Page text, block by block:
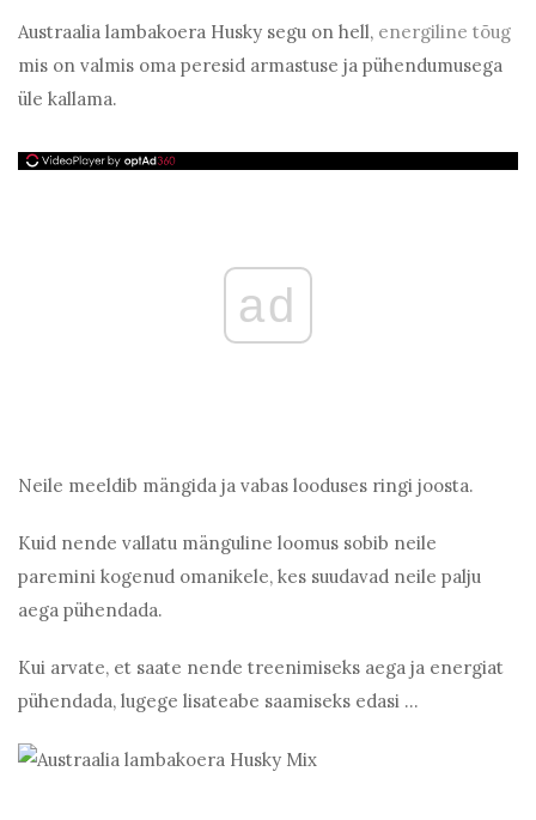
Austraalia lambakoera Husky segu on hell, energiline tõug
mis on valmis oma peresid armastuse ja pühendumusega
üle kallama.
ad
Neile meeldib mängida ja vabas looduses ringi joosta.
Kuid nende vallatu mänguline loomus sobib neile
paremini kogenud omanikele, kes suudavad neile palju
aega pühendada.
Kui arvate, et saate nende treenimiseks aega ja energiat
pühendada, lugege lisateabe saamiseks edasi ...